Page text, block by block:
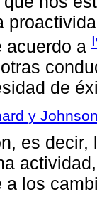
acuerdo a
de
y
es
a los